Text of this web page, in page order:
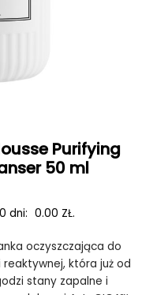
Purifying
50 ml
dni: 0.00 ZŁ.
oczyszczająca do
która już od
stany zapalne i